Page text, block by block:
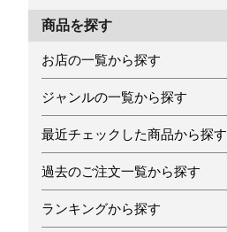
商品を探す
お店の一覧から探す
ジャンルの一覧から探す
最近チェックした商品から探す
過去のご注文一覧から探す
ランキングから探す